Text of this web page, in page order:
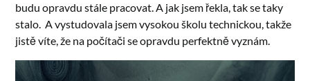
budu opravdu stále pracovat. A jak jsem řekla, tak se taky
stalo. A vystudovala jsem vysokou školu technickou, takže
jistě víte, že na počítači se opravdu perfektně vyznám.